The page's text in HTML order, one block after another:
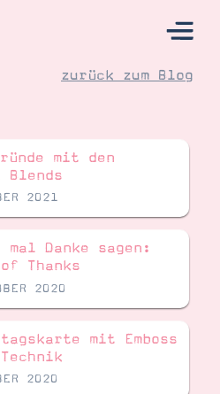
zurück zum Blog
mit den
Blends
2021
mal Danke sagen:
of Thanks
2020
mit Emboss
2020